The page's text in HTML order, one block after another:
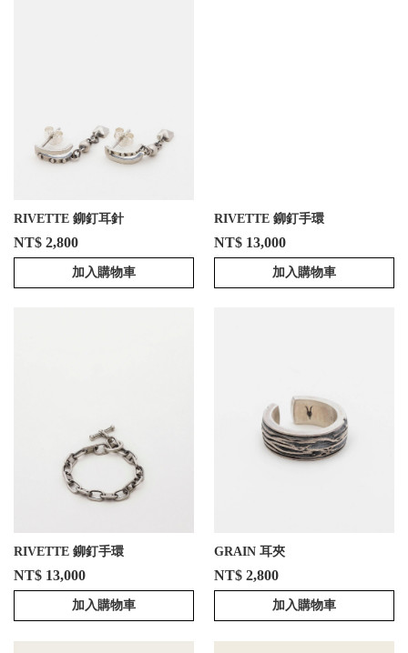
RIVETTE 鉚釘耳針
NT$ 2,800
加入購物車
RIVETTE 鉚釘手環
NT$ 13,000
加入購物車
RIVETTE 鉚釘手環
NT$ 13,000
加入購物車
GRAIN 耳夾
NT$ 2,800
加入購物車